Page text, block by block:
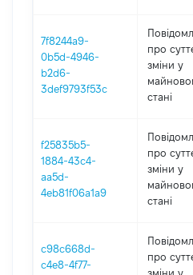
7f8244a9-
0b5d-4946-
b2d6-
3def9793f53c
про
зміни y
стані
f25835b5-
1884-43c4-
aa5d-
4eb81f06a1a9
про
зміни y
стані
c98c668d-
c4e8-4f77-
про
зміни y